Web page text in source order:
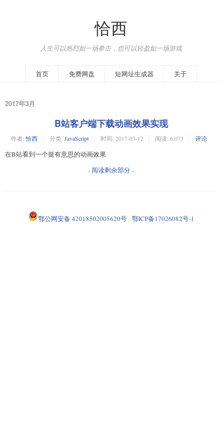
恰西
人生可以热烈如一场拳击，也可以轻盈如一场游戏
首页 免费网盘 短网址生成器 关于
2017年3月
B站客户端下载动画效果实现
作者:恰西 分类: JavaScript 时间: 2017-03-12 阅读: 6,073 评论
在B站看到一个挺有意思的动画效果
- 阅读剩余部分 -
鄂公网安备 42018502005620号 鄂ICP备17026082号-1